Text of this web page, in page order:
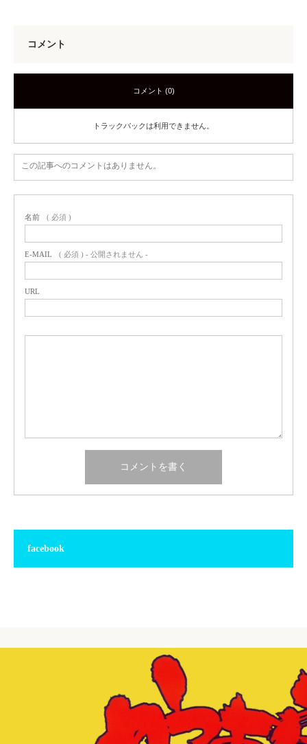
コメント
コメント (0)
トラックバックは利用できません。
この記事へのコメントはありません。
名前 ( 必須 )
E-MAIL ( 必須 ) - 公開されません -
URL
facebook